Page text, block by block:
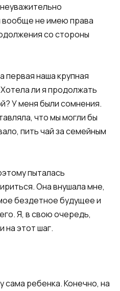
вообще не имею права
со стороны
первая наша крупная
ли я продолжать
У меня были сомнения.
что мы могли бы
пить чай за семейным
пыталась
Она внушала мне,
бездетное будущее и
Я, в свою очередь,
на этот шаг.
ребенка. Конечно, на